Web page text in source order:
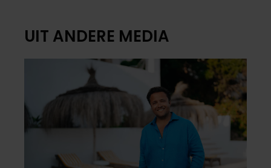
UIT ANDERE MEDIA